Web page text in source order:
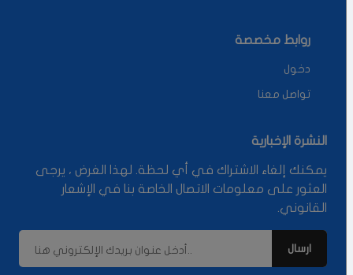
روابط مخصصة
دخول
تواصل معنا
النشرة الإخبارية
يمكنك إلغاء الاشتراك في أي لحظة. لهذا الغرض ، يرجى
العثور على معلومات الاتصال الخاصة بنا في الإشعار
القانوني.